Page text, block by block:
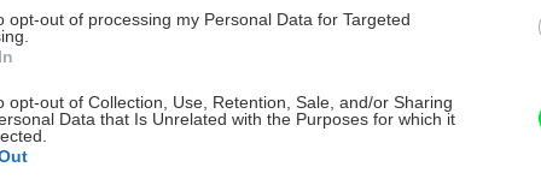
opt-out of processing my Personal Data for Targeted
opt-out of Collection, Use, Retention, Sale, and/or Sharing
Data that Is Unrelated with the Purposes for which it